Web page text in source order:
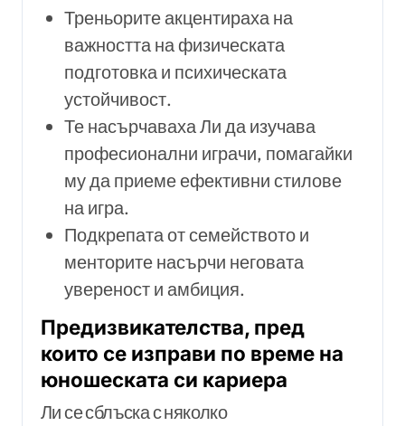
Треньорите акцентираха на
важността на физическата
подготовка и психическата
устойчивост.
Те насърчаваха Ли да изучава
професионални играчи, помагайки
му да приеме ефективни стилове
на игра.
Подкрепата от семейството и
менторите насърчи неговата
увереност и амбиция.
Предизвикателства, пред
които се изправи по време на
юношеската си кариера
Ли се сблъска с няколко